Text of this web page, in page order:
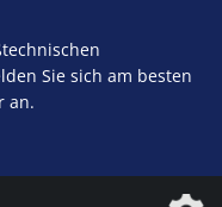
Sie sich am besten
an.